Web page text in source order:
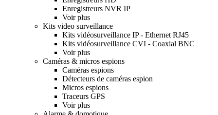
Enregistreurs NVR IP
Voir plus
Kits video surveillance
Kits vidéosurveillance IP - Ethernet RJ45
Kits vidéosurveillance CVI - Coaxial BNC
Voir plus
Caméras & micros espions
Caméras espions
Détecteurs de caméras espion
Micros espions
Traceurs GPS
Voir plus